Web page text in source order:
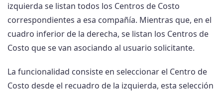
izquierda se listan todos los Centros de Costo
correspondientes a esa compañía. Mientras que, en el
cuadro inferior de la derecha, se listan los Centros de
Costo que se van asociando al usuario solicitante.
La funcionalidad consiste en seleccionar el Centro de
Costo desde el recuadro de la izquierda, esta selección